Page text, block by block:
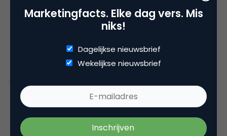
iets met de BTW en de aansprakelijkheid die in de
gelijkheidsplatformen nog niet goed is ingeregeld.
zegt dat de adoptie van dit soort technologische
innovaties steeds sneller gaat. Internet duurde
dagen.
Europa moet een standpunt innemen en eisen dat
gelijke monniken gelijk worden behandeld. Inzage in
Marketingfacts. Elke dag vers. Mis
niks!
Dagelijkse nieuwsbrief
Wekelijkse nieuwsbrief